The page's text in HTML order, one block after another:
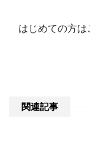
はじめての方は
関連記事